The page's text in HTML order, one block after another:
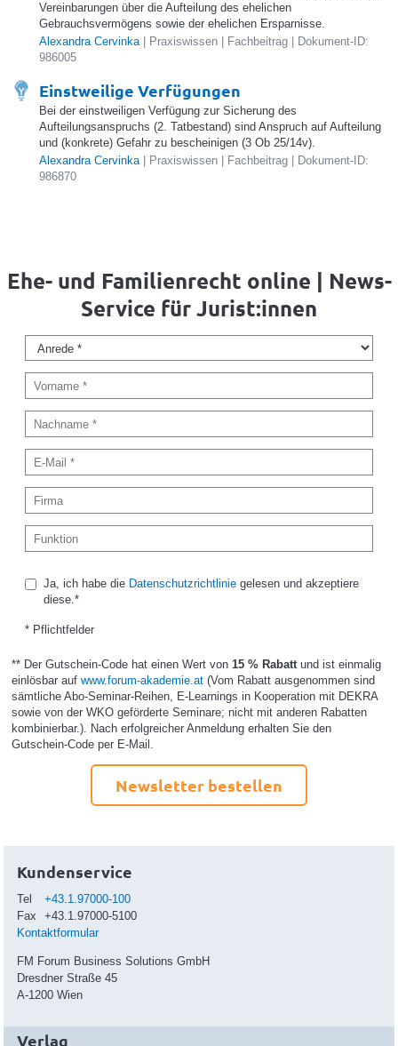
Vereinbarungen über die Aufteilung des ehelichen
Gebrauchsvermögens sowie der ehelichen Ersparnisse.
Alexandra Cervinka| Praxiswissen | Fachbeitrag | Dokument-ID:
986005
Einstweilige Verfügungen
Bei der einstweiligen Verfügung zur Sicherung des
Aufteilungsanspruchs (2. Tatbestand) sind Anspruch auf Aufteilung
und (konkrete) Gefahr zu bescheinigen (3 Ob 25/14v).
Alexandra Cervinka| Praxiswissen | Fachbeitrag | Dokument-ID:
986870
Ehe- und Familienrecht online | News-
Service für Jurist:innen
Ja, ich habe die Datenschutzrichtliniegelesen und akzeptiere
diese.*
* Pflichtfelder
** Der Gutschein-Code hat einen Wert von 15 % Rabatt und ist einmalig
einlösbar auf www.forum-akademie.at(Vom Rabatt ausgenommen sind
sämtliche Abo-Seminar-Reihen, E-Learnings in Kooperation mit DEKRA
sowie von der WKO geförderte Seminare; nicht mit anderen Rabatten
kombinierbar.). Nach erfolgreicher Anmeldung erhalten Sie den
Gutschein-Code per E-Mail.
Newsletter bestellen
Kundenservice
Tel
+43.1.97000-100
Fax
+43.1.97000-5100
Kontaktformular
FM Forum Business Solutions GmbH
Dresdner Straße 45
A-1200 Wien
Verlag